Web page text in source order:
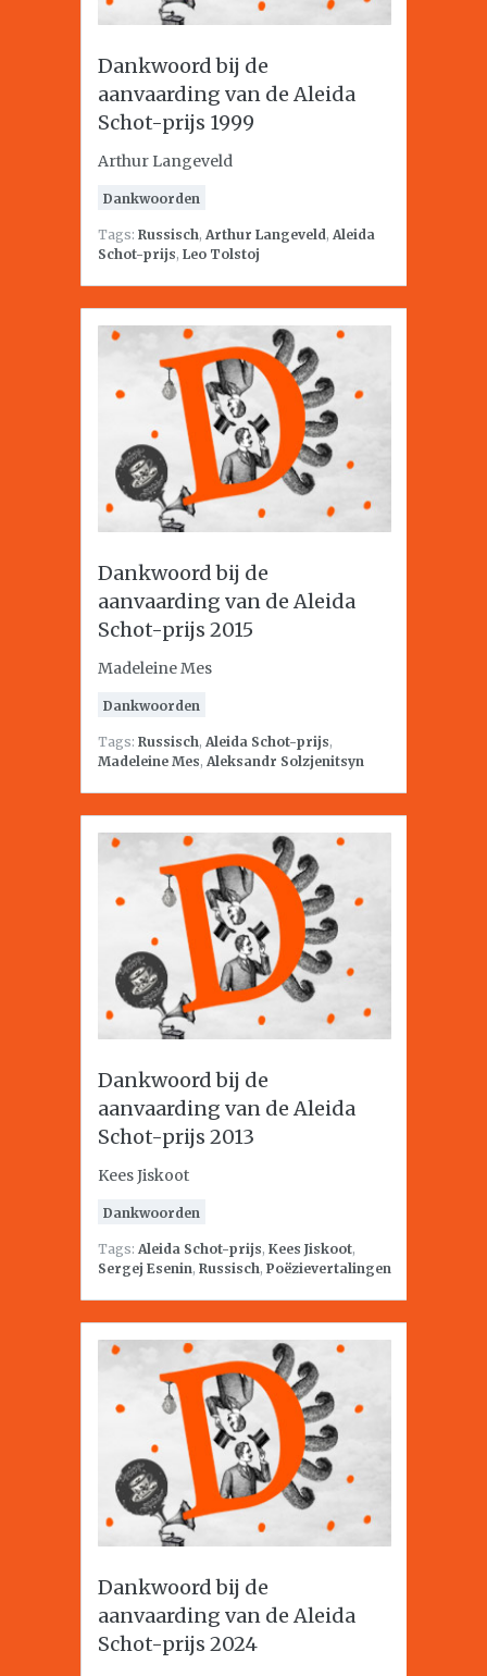
Dankwoord bij de
aanvaarding van de Aleida
Schot-prijs 1999
Arthur Langeveld
Dankwoorden
Tags: Russisch, Arthur Langeveld, Aleida
Schot-prijs, Leo Tolstoj
Dankwoord bij de
aanvaarding van de Aleida
Schot-prijs 2015
Madeleine Mes
Dankwoorden
Tags: Russisch, Aleida Schot-prijs,
Madeleine Mes, Aleksandr Solzjenitsyn
Dankwoord bij de
aanvaarding van de Aleida
Schot-prijs 2013
Kees Jiskoot
Dankwoorden
Tags: Aleida Schot-prijs, Kees Jiskoot,
Sergej Esenin, Russisch, Poëzievertalingen
Dankwoord bij de
aanvaarding van de Aleida
Schot-prijs 2024